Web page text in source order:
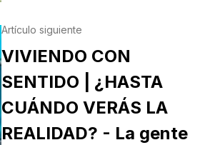
Artículo siguiente
VIVIENDO CON
SENTIDO | ¿HASTA
CUÁNDO VERÁS LA
REALIDAD? - La gente